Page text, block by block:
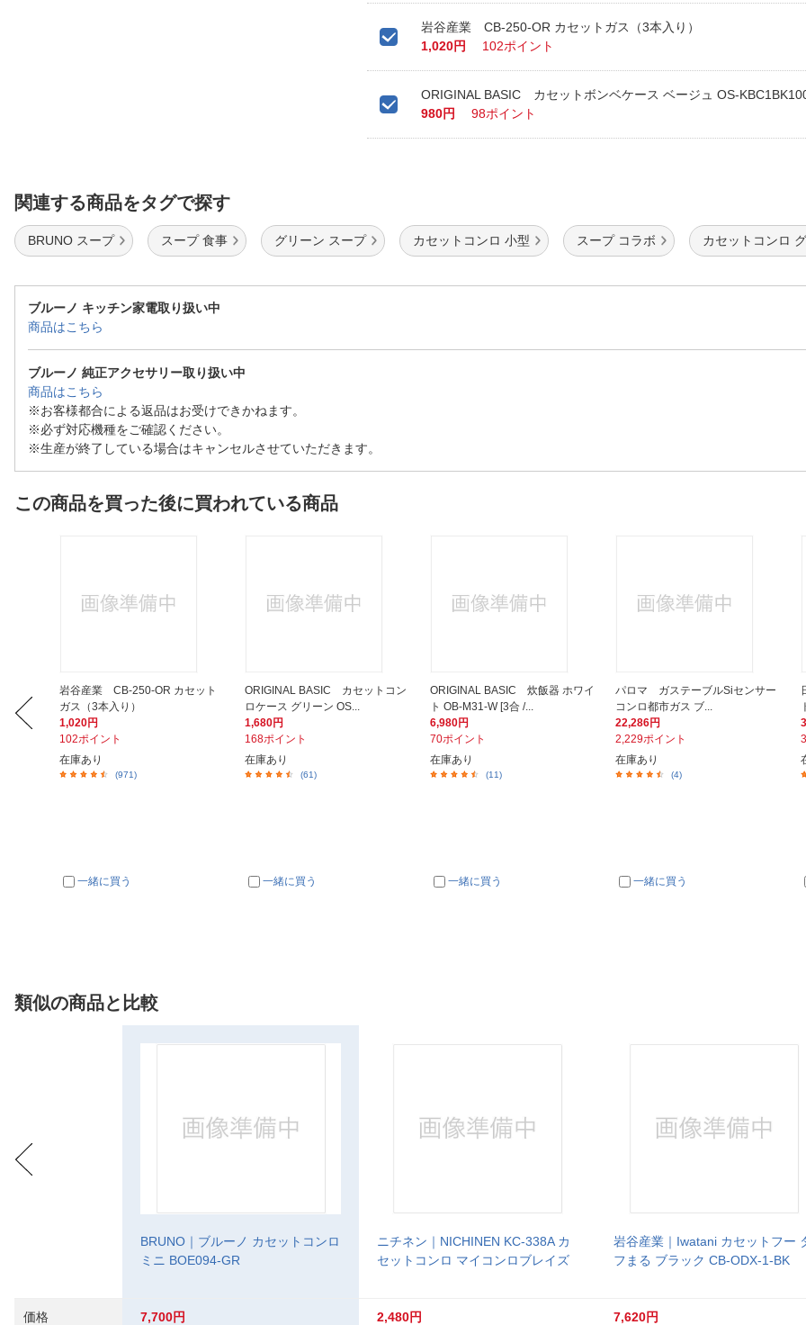
岩谷産業 CB-250-OR カセットガス（3本入り）
1,020円
102ポイント
ORIGINAL BASIC カセットボンベケース ベージュ OS-
980円
98ポイント
関連する商品をタグで探す
BRUNO スープ スープ 食事 グリーン スープ カセットコンロ 小型 スープ コラボ カセットコンロ
ブルーノ キッチン家電取り扱い中
商品はこちら
ブルーノ 純正アクセサリー取り扱い中
商品はこちら
※お客様都合による返品はお受けできかねます。
※必ず対応機種をご確認ください。
※生産が終了している場合はキャンセルさせていただきます。
この商品を買った後に買われている商品
岩谷産業 CB-250-OR カセット
ガス（3本入り）
1,020円
102ポイント
在庫あり
(971)
一緒に買う
ORIGINAL BASIC カセットコン
ロケース グリーン OS...
1,680円
168ポイント
在庫あり
(61)
一緒に買う
ORIGINAL BASIC 炊飯器 ホワイ
ト OB-M31-W [3合 /...
6,980円
70ポイント
在庫あり
(11)
一緒に買う
パロマ ガステーブルSiセンサー
コンロ都市ガス ブ...
22,286円
2,229ポイント
在庫あり
(4)
一緒に買う
類似の商品と比較
価格
BRUNO｜ブルーノ カセットコンロ
ミニ BOE094-GR
7,700円
ニチネン｜NICHINEN KC-338A カ
セットコンロ マイコンロブレイズ
2,480円
岩谷産業｜Iwatani カセットフー
フまる ブラック CB-ODX-1-BK
7,620円